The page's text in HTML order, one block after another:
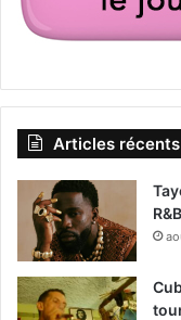
Articles récents